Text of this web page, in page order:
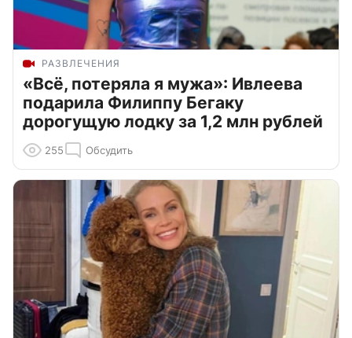
РАЗВЛЕЧЕНИЯ
«Всё, потеряла я мужа»: Ивлеева
подарила Филиппу Бегаку
дорогущую лодку за 1,2 млн рублей
255 Обсудить